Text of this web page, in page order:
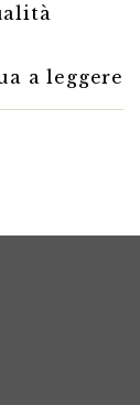
a leggere